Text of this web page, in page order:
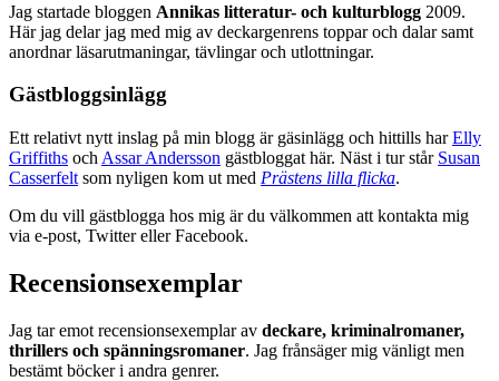
Jag startade bloggen Annikas litteratur- och kulturblogg 2009.
Här jag delar jag med mig av deckargenrens toppar och dalar samt
anordnar läsarutmaningar, tävlingar och utlottningar.
Gästbloggsinlägg
Ett relativt nytt inslag på min blogg är gäsinlägg och hittills harElly
Griffiths och Assar Andersson gästbloggat här. Näst i tur står Susan
Casserfelt som nyligen kom ut med Prästens lilla flicka.
Om du vill gästblogga hos mig är du välkommen att kontakta mig
via e-post, Twitter eller Facebook.
Recensionsexemplar
Jag tar emot recensionsexemplar av deckare, kriminalromaner,
thrillers och spänningsromaner. Jag frånsäger mig vänligt men
bestämt böcker i andra genrer.